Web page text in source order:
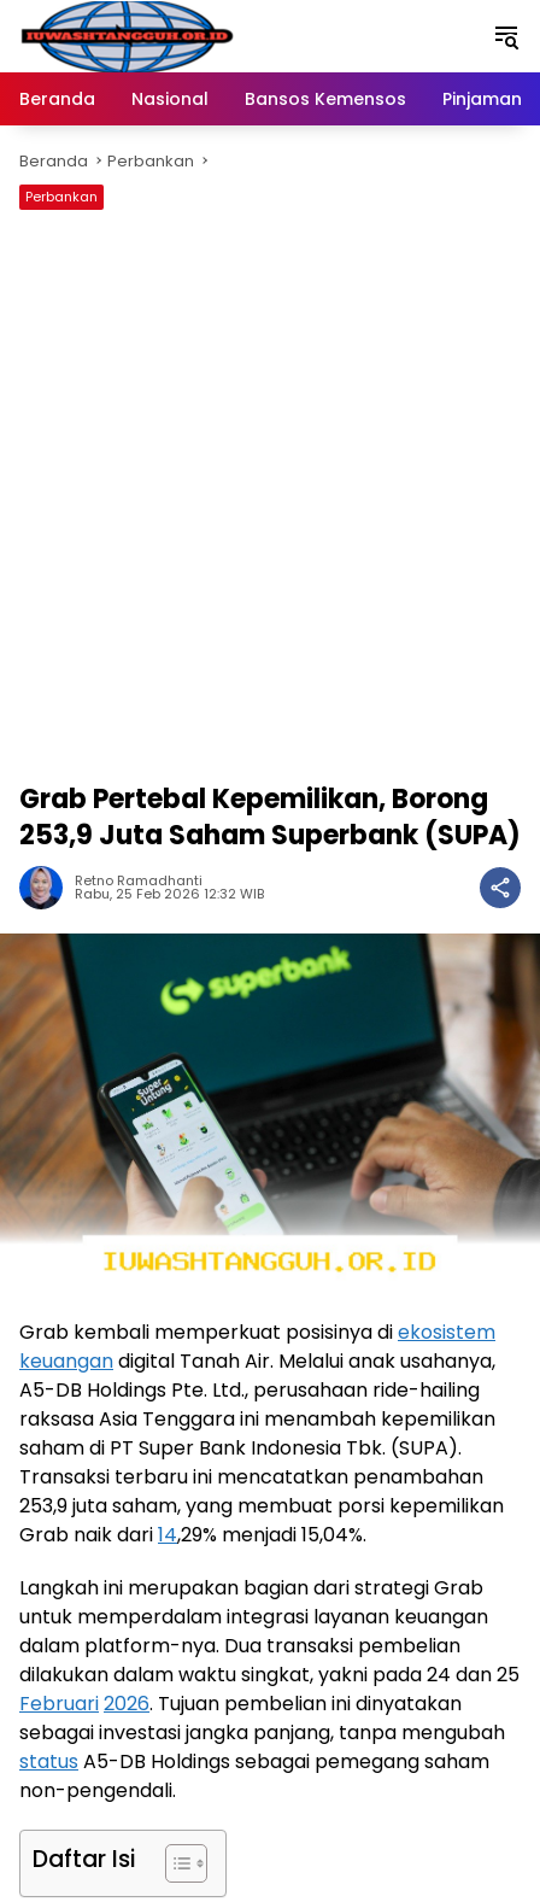
Langsung
konten
Beranda
Nasional Bansos Kemensos Pinjaman
Beranda Perbankan
Perbankan
Grab Pertebal Kepemilikan, Borong
253,9 Juta Saham Superbank (SUPA)
Retno Ramadhanti
Rabu, 25 Feb 2026 12:32 WIB
Grab kembali memperkuat posisinya diekosistem
keuangandigital Tanah Air. Melalui anak usahanya,
A5-DB Holdings Pte. Ltd., perusahaan ride-hailing
raksasa Asia Tenggara ini menambah kepemilikan
saham di PT Super Bank Indonesia Tbk. (SUPA).
Transaksi terbaru ini mencatatkan penambahan
253,9 juta saham, yang membuat porsi kepemilikan
Grab naik dari14,29% menjadi 15,04%.
Langkah ini merupakan bagian dari strategi Grab
untuk memperdalam integrasi layanan keuangan
dalam platform-nya. Dua transaksi pembelian
dilakukan dalam waktu singkat, yakni pada 24 dan 25
Februari2026. Tujuan pembelian ini dinyatakan
sebagai investasi jangka panjang, tanpa mengubah
status A5-DB Holdings sebagai pemegang saham
non-pengendali.
Daftar Isi